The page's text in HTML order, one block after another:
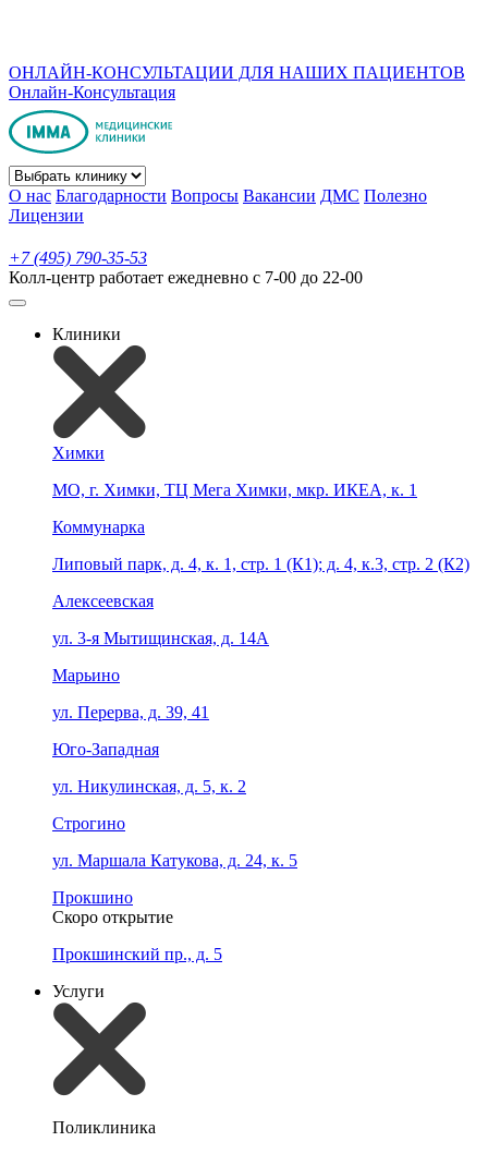
ОНЛАЙН-КОНСУЛЬТАЦИИ ДЛЯ НАШИХ ПАЦИЕНТОВ
Онлайн-Консультация
О нас Благодарности Вопросы Вакансии ДМС Полезно
Лицензии
+7 (495) 790-35-53
Колл-центр работает ежедневно с 7-00 до 22-00
Клиники
Химки
МО, г. Химки, ТЦ Мега Химки, мкр. ИКЕА, к. 1
Коммунарка
Липовый парк, д. 4, к. 1, стр. 1 (К1); д. 4, к.3, стр. 2 (К2)
Алексеевская
ул. 3-я Мытищинская, д. 14А
Марьино
ул. Перерва, д. 39, 41
Юго-Западная
ул. Никулинская, д. 5, к. 2
Строгино
ул. Маршала Катукова, д. 24, к. 5
Прокшино
Скоро открытие
Прокшинский пр., д. 5
Услуги
Поликлиника